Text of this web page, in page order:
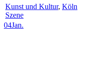
Kunst und Kultur, Köln
Szene
04Jan.